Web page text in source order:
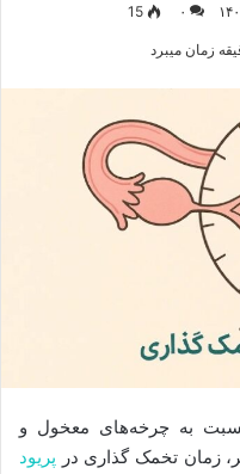
۰ 15
به چرخه‌های معخول و
پریود